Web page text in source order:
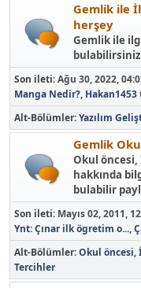
Gemlik ile
herşey
Gemlik ile
Son ileti:Ağu 30, 2022,
Manga Nedir?, Hakan1453
Alt-Bölümler Yazılım
Gemlik
Okul
hakkında
bulabilir
Son ileti: Mayıs 02, 2011,
Ynt: Çınar ilk ögretim o...,
Alt-Bölümler Okul öncesi
Tercihler